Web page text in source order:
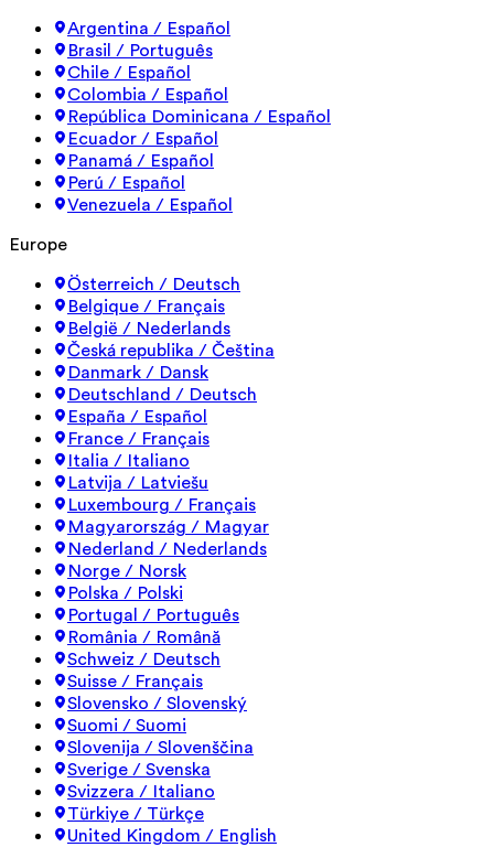
Argentina / Español
Brasil / Português
Chile / Español
Colombia / Español
República Dominicana / Español
Ecuador / Español
Panamá / Español
Perú / Español
Venezuela / Español
Europe
Österreich / Deutsch
Belgique / Français
België / Nederlands
Česká republika / Čeština
Danmark / Dansk
Deutschland / Deutsch
España / Español
France / Français
Italia / Italiano
Latvija / Latviešu
Luxembourg / Français
Magyarország / Magyar
Nederland / Nederlands
Norge / Norsk
Polska / Polski
Portugal / Português
România / Română
Schweiz / Deutsch
Suisse / Français
Slovensko / Slovenský
Suomi / Suomi
Slovenija / Slovenščina
Sverige / Svenska
Svizzera / Italiano
Türkiye / Türkçe
United Kingdom / English